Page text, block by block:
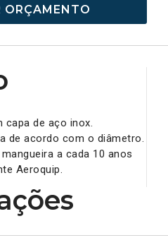
ORÇAMENTO
de aço inox.
de acordo com o diâmetro.
a cada 10 anos
Aeroquip.